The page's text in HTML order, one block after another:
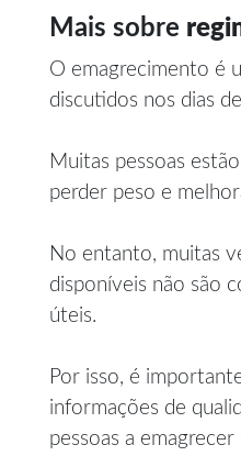
Mais sobre
O emagrecimento é
discutidos nos dias
Muitas pessoas
perder peso e
No entanto, muitas
disponíveis não são
úteis.
Por isso, é
informações de
pessoas a emagrecer